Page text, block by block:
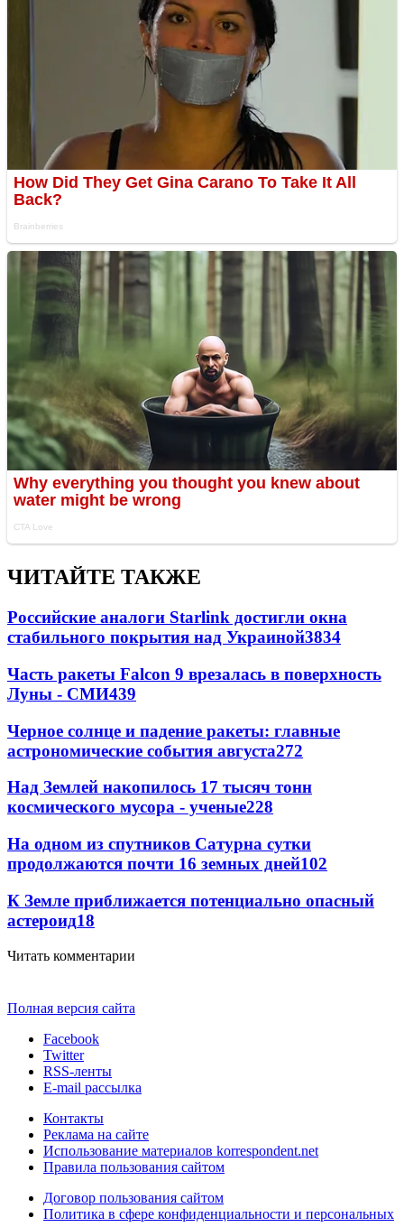
ЧИТАЙТЕ ТАКЖЕ
Российские аналоги Starlink достигли окна
стабильного покрытия над Украиной3834
Часть ракеты Falcon 9 врезалась в поверхность
Луны - СМИ439
Черное солнце и падение ракеты: главные
астрономические события августа272
Над Землей накопилось 17 тысяч тонн
космического мусора - ученые228
На одном из спутников Сатурна сутки
продолжаются почти 16 земных дней102
К Земле приближается потенциально опасный
астероид18
Читать комментарии
Полная версия сайта
Facebook
Twitter
RSS-ленты
E-mail рассылка
Контакты
Реклама на сайте
Использование материалов korrespondent.net
Правила пользования сайтом
Договор пользования сайтом
Политика в сфере конфиденциальности и персональных